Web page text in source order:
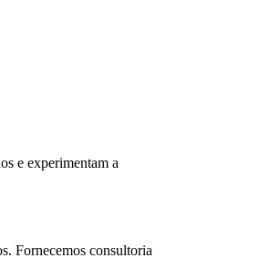
e experimentam a
Fornecemos consultoria